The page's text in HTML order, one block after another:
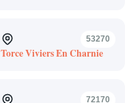
53270
Torce Viviers En Charnie
72170